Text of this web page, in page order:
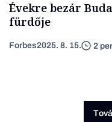
Évekre bezár
fürdője
Forbes2025. 8. 15. 2